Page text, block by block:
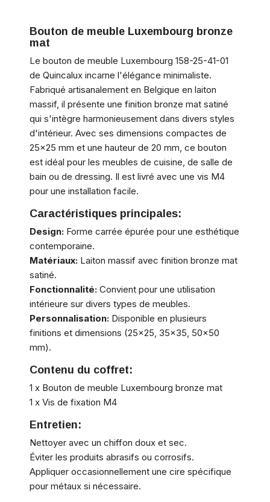
Bouton de meuble Luxembourg bronze
mat
Le bouton de meuble Luxembourg 158-25-41-01
de Quincalux incarne l'élégance minimaliste.
Fabriqué artisanalement en Belgique en laiton
massif, il présente une finition bronze mat satiné
qui s'intègre harmonieusement dans divers styles
d'intérieur. Avec ses dimensions compactes de
25x25 mm et une hauteur de 20 mm, ce bouton
est idéal pour les meubles de cuisine, de salle de
bain ou de dressing. Il est livré avec une vis M4
pour une installation facile.
Caractéristiques principales:
Design: Forme carrée épurée pour une esthétique
contemporaine.
Matériaux: Laiton massif avec finition bronze mat
satiné.
Fonctionnalité: Convient pour une utilisation
intérieure sur divers types de meubles.
Personnalisation: Disponible en plusieurs
finitions et dimensions (25x25, 35x35, 50x50
mm).
Contenu du coffret:
1 x Bouton de meuble Luxembourg bronze mat
1 x Vis de fixation M4
Entretien:
Nettoyer avec un chiffon doux et sec.
Éviter les produits abrasifs ou corrosifs.
Appliquer occasionnellement une cire spécifique
pour métaux si nécessaire.